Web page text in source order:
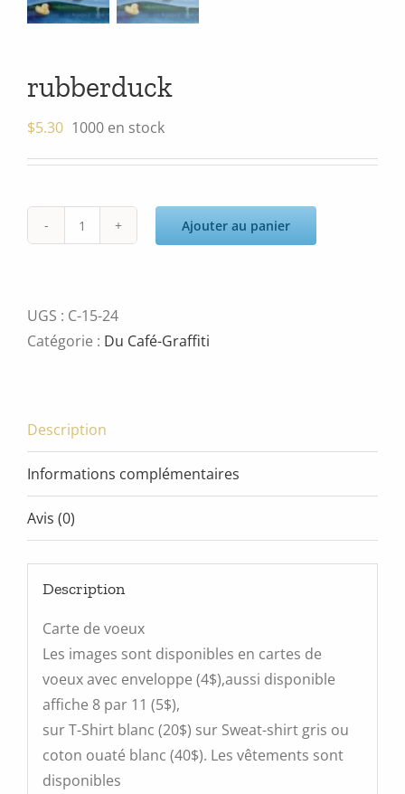
rubberduck
$5.30 1000 en stock
quantité
Ajouter au panier
UGS : C-15-24
Catégorie : Du Café-Graffiti
Description
Informations complémentaires
Avis (0)
Description
Carte de voeux
Les images sont disponibles en cartes de
voeux avec enveloppe (4$),aussi disponible
affiche 8 par 11 (5$),
sur T-Shirt blanc (20$) sur Sweat-shirt gris ou
coton ouaté blanc (40$). Les vêtements sont
disponibles